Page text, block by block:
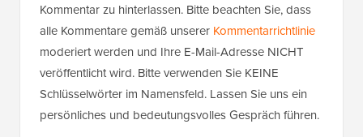
Kommentar zu hinterlassen. Bitte beachten Sie, dass
alle Kommentare gemäß unserer Kommentarrichtlinie
moderiert werden und Ihre E-Mail-Adresse NICHT
veröffentlicht wird. Bitte verwenden Sie KEINE
Schlüsselwörter im Namensfeld. Lassen Sie uns ein
persönliches und bedeutungsvolles Gespräch führen.